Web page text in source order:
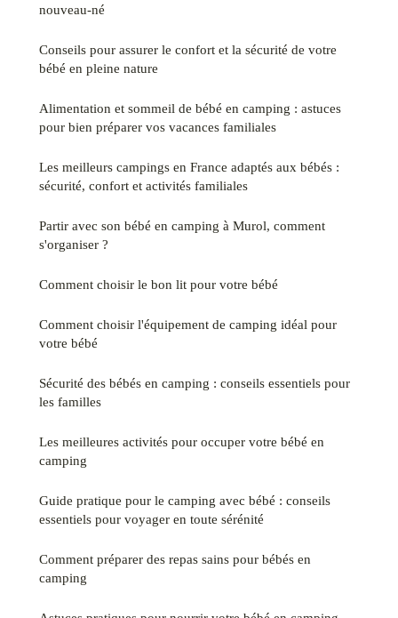
nouveau-né
Conseils pour assurer le confort et la sécurité de votre
bébé en pleine nature
Alimentation et sommeil de bébé en camping : astuces
pour bien préparer vos vacances familiales
Les meilleurs campings en France adaptés aux bébés :
sécurité, confort et activités familiales
Partir avec son bébé en camping à Murol, comment
s'organiser ?
Comment choisir le bon lit pour votre bébé
Comment choisir l'équipement de camping idéal pour
votre bébé
Sécurité des bébés en camping : conseils essentiels pour
les familles
Les meilleures activités pour occuper votre bébé en
camping
Guide pratique pour le camping avec bébé : conseils
essentiels pour voyager en toute sérénité
Comment préparer des repas sains pour bébés en
camping